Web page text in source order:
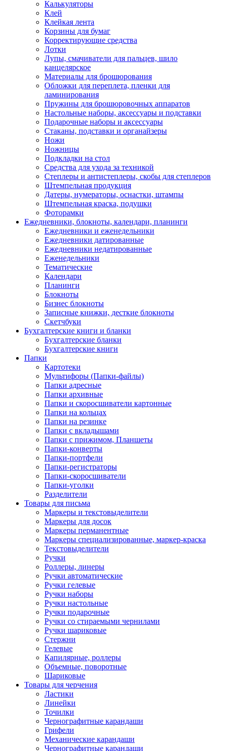
Калькуляторы
Клей
Клейкая лента
Корзины для бумаг
Корректирующие средства
Лотки
Лупы, смачиватели для пальцев, шило
канцелярское
Материалы для брошюрования
Обложки для переплета, пленки для
ламинирования
Пружины для брошюровочных аппаратов
Настольные наборы, аксессуары и подставки
Подарочные наборы и аксессуары
Стаканы, подставки и органайзеры
Ножи
Ножницы
Подкладки на стол
Средства для ухода за техникой
Степлеры и антистеплеры, скобы для степлеров
Штемпельная продукция
Датеры, нумераторы, оснастки, штампы
Штемпельная краска, подушки
Фоторамки
Ежедневники, блокноты, календари, планинги
Ежедневники и еженедельники
Ежедневники датированные
Ежедневники недатированные
Еженедельники
Тематические
Календари
Планинги
Блокноты
Бизнес блокноты
Записные книжки, десткие блокноты
Скетчбуки
Бухгалтерские книги и бланки
Бухгалтерские бланки
Бухгалтерские книги
Папки
Картотеки
Мультифоры (Папки-файлы)
Папки адресные
Папки архивные
Папки и скоросшиватели картонные
Папки на кольцах
Папки на резинке
Папки с вкладышами
Папки с прижимом, Планшеты
Папки-конверты
Папки-портфели
Папки-регистраторы
Папки-скоросшиватели
Папки-уголки
Разделители
Товары для письма
Маркеры и текстовыделители
Маркеры для досок
Маркеры перманентные
Маркеры специализированные, маркер-краска
Текстовыделители
Ручки
Роллеры, линеры
Ручки автоматические
Ручки гелевые
Ручки наборы
Ручки настольные
Ручки подарочные
Ручки со стираемыми чернилами
Ручки шариковые
Стержни
Гелевые
Капилярные, роллеры
Объемные, поворотные
Шариковые
Товары для черчения
Ластики
Линейки
Точилки
Чернографитные карандаши
Грифели
Механические карандаши
Чернографитные карандаши